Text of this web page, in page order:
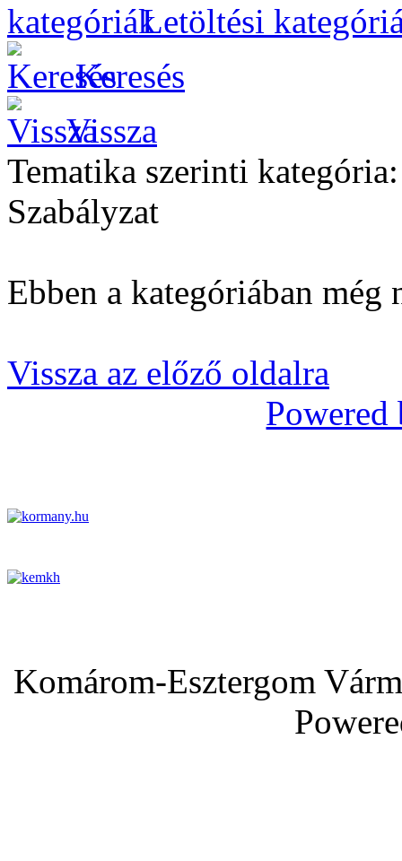
Letöltési
Keresés
Vissza
Tematika szerinti
Szabályzat
Ebben a kategóriában
Vissza az előző oldalra
Komárom-Esztergom